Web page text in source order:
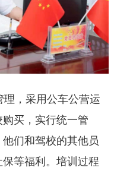
，采用公车公营运
买，实行统一管
们和驾校的其他员
等福利。培训过程